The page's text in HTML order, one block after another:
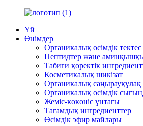
Үй
Өнімдер
Органикалық өсімдік
Пептидтер және
Табиғи қоректік
Косметикалық шикізат
Органикалық саңырауқұлақ
Органикалық өсімдік
Жеміс-көкөніс ұнтағы
Тағамдық ингредиенттер
Өсімдік эфир майлары